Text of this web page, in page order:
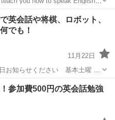
いです！
英会話や将棋、ロボット、
でも！
11月22日
お知らせください 基本土曜 ◆
間2000円の予定🙆‍♀️他相談可能
日時都度相談 (友達兄弟複数人割歓迎) ◆講師募集❗️ 学生さん...
マインクラフト
参加費500円の英会話勉強